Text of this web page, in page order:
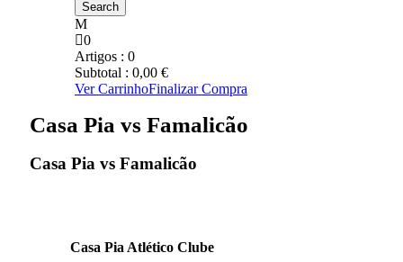
0
Artigos : 0
Subtotal : 0,00 €
Ver CarrinhoFinalizar Compra
Casa Pia vs Famalicão
Casa Pia vs Famalicão
Casa Pia Atlético Clube